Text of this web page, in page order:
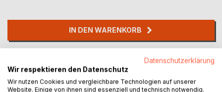
IN DEN WARENKORB
Titel bewerten
Datenschutzerklärung
Wir respektieren den Datenschutz
Wir nutzen Cookies und vergleichbare Technologien auf unserer
Website. Einige von ihnen sind essenziell und technisch notwendig.